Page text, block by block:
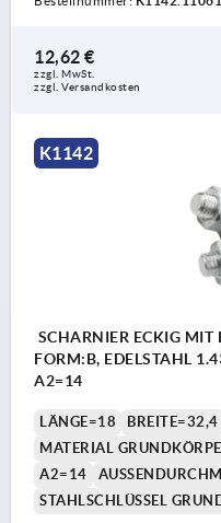
12,62 €
zzgl. MwSt.
zzgl. Versandkosten
K1142
SCHARNIER ECKIG MIT
FORM:B, EDELSTAHL
A2=14
LÄNGE=18
BREITE=32,4
MATERIAL
A2=14
STAHLSCHLÜSSEL